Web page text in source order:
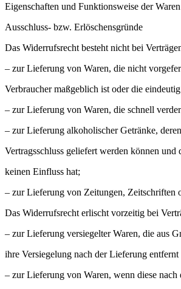
Eigenschaften und Funktionsweise der
Ausschluss- bzw. Erlöschensgründe
Das Widerrufsrecht besteht nicht bei
– zur Lieferung von Waren, die nicht
Verbraucher maßgeblich ist oder die
– zur Lieferung von Waren, die schnell
– zur Lieferung alkoholischer Getränke,
Vertragsschluss geliefert werden können
keinen Einfluss hat;
– zur Lieferung von Zeitungen, Zeitschriften
Das Widerrufsrecht erlischt vorzeitig bei
– zur Lieferung versiegelter Waren, die aus
ihre Versiegelung nach der Lieferung entfernt
– zur Lieferung von Waren, wenn diese